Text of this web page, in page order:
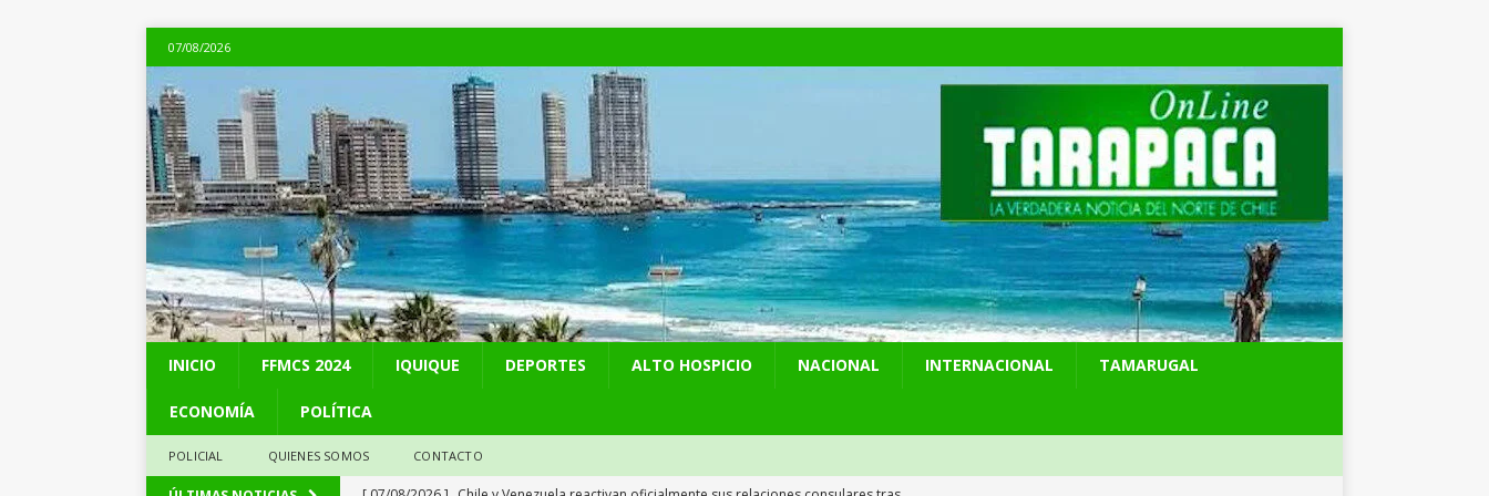
07/08/2026
INICIO FFMCS 2024 IQUIQUE DEPORTES ALTO HOSPICIO NACIONAL INTERNACIONAL TAMARUGAL
ECONOMÍA POLÍTICA
POLICIAL QUIENES SOMOS CONTACTO